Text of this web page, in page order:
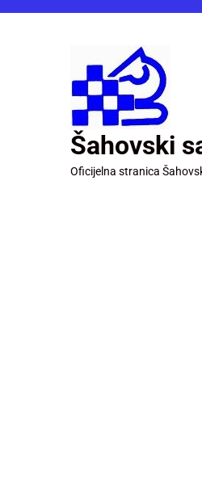
Šahovski
Oficijelna stranica